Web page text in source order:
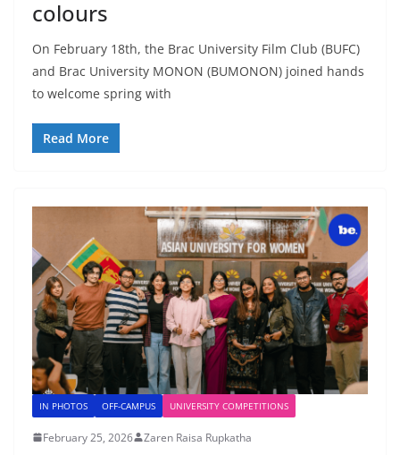
colours
On February 18th, the Brac University Film Club (BUFC)
and Brac University MONON (BUMONON) joined hands
to welcome spring with
Read More
IN PHOTOS OFF-CAMPUS UNIVERSITY COMPETITIONS
February 25, 2026 Zaren Raisa Rupkatha